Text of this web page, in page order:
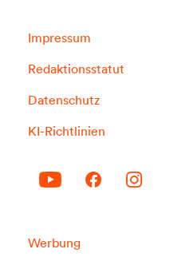
Impressum
Redaktionsstatut
Datenschutz
KI-Richtlinien
Werbung